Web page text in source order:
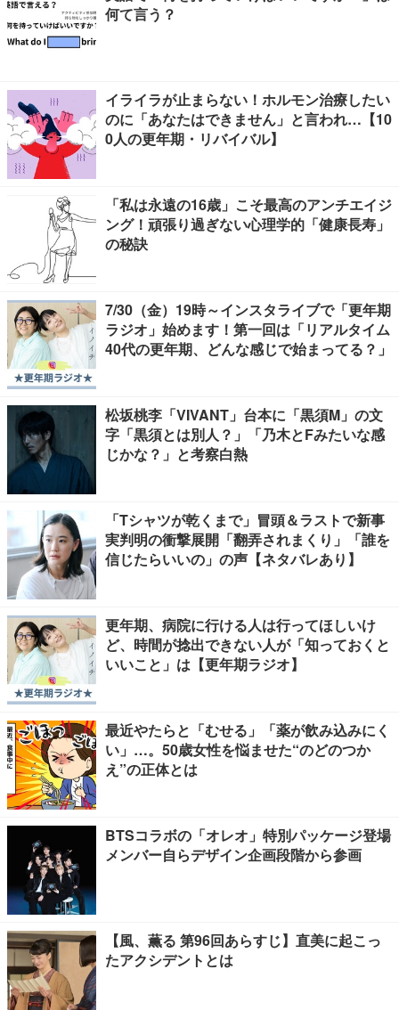
何て言う？
イライラが止まらない！ホルモン治療したい
のに「あなたはできません」と言われ…【10
0人の更年期・リバイバル】
「私は永遠の16歳」こそ最高のアンチエイジ
ング！頑張り過ぎない心理学的「健康長寿」
の秘訣
7/30（金）19時～インスタライブで「更年期
ラジオ」始めます！第一回は「リアルタイム
40代の更年期、どんな感じで始まってる？」
松坂桃李「VIVANT」台本に「黒須M」の文
字「黒須とは別人？」「乃木とFみたいな感
じかな？」と考察白熱
「Tシャツが乾くまで」冒頭＆ラストで新事
実判明の衝撃展開「翻弄されまくり」「誰を
信じたらいいの」の声【ネタバレあり】
更年期、病院に行ける人は行ってほしいけ
ど、時間が捻出できない人が「知っておくと
いいこと」は【更年期ラジオ】
最近やたらと「むせる」「薬が飲み込みにく
い」…。50歳女性を悩ませた“のどのつか
え”の正体とは
BTSコラボの「オレオ」特別パッケージ登場
メンバー自らデザイン企画段階から参画
【風、薫る 第96回あらすじ】直美に起こっ
たアクシデントとは